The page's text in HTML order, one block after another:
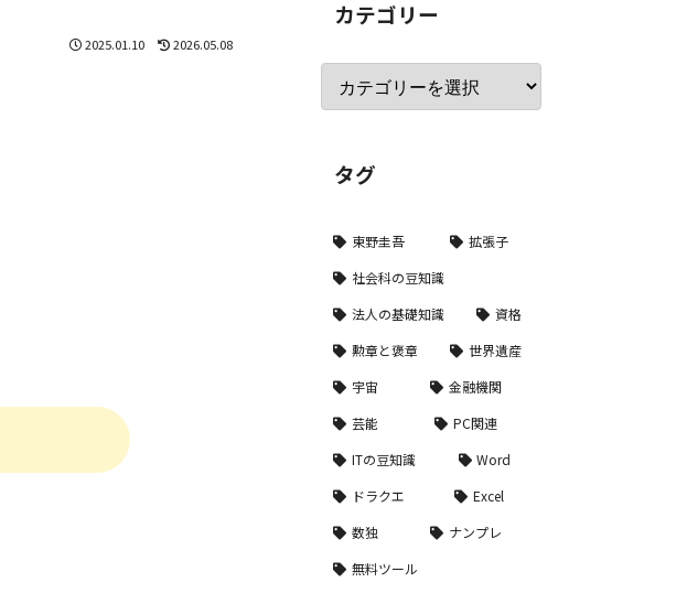
2025.01.10 2026.05.08
カテゴリー
タグ
東野圭吾
拡張子
社会科の豆知識
法人の基礎知識
資格
勲章と褒章
世界遺産
宇宙
金融機関
芸能
PC関連
ITの豆知識
Word
ドラクエ
Excel
数独
ナンプレ
無料ツール